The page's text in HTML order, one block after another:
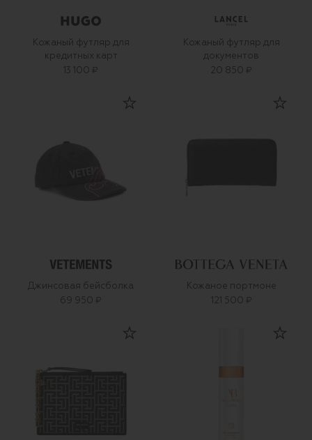
Кожаный футляр для
кредитных карт
13 100 ₽
Кожаный футляр для
документов
20 850 ₽
Джинсовая бейсболка
69 950 ₽
Кожаное портмоне
121 500 ₽